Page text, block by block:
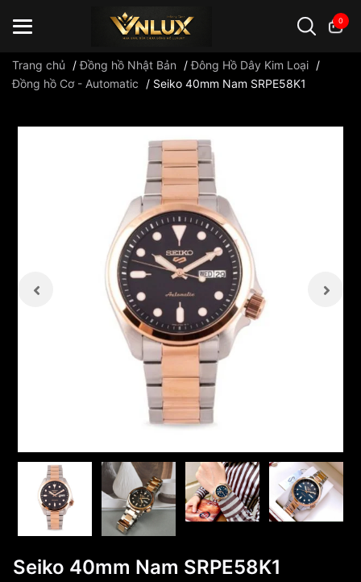
0
Trang chủ /Đồng hồ Nhật Bản /Đông Hồ Dây Kim Loại /
Đồng hồ Cơ - Automatic
/ Seiko 40mm Nam SRPE58K1
Seiko 40mm Nam SRPE58K1